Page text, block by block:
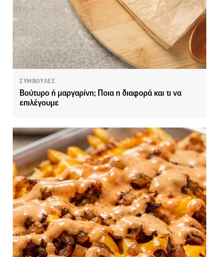
ΣΥΜΒΟΥΛΕΣ
Βούτυρο ή μαργαρίνη; Ποια η διαφορά και τι να
επιλέγουμε